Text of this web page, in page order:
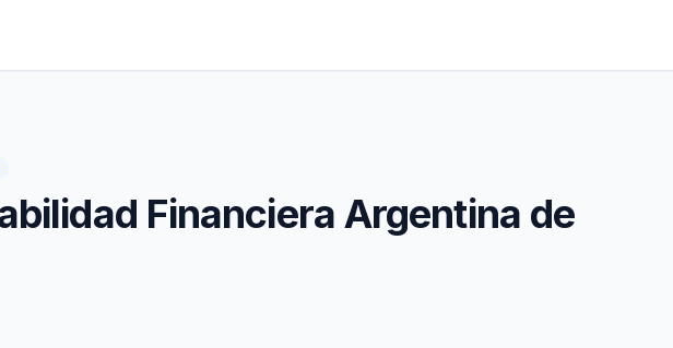
Financiera Argentina de